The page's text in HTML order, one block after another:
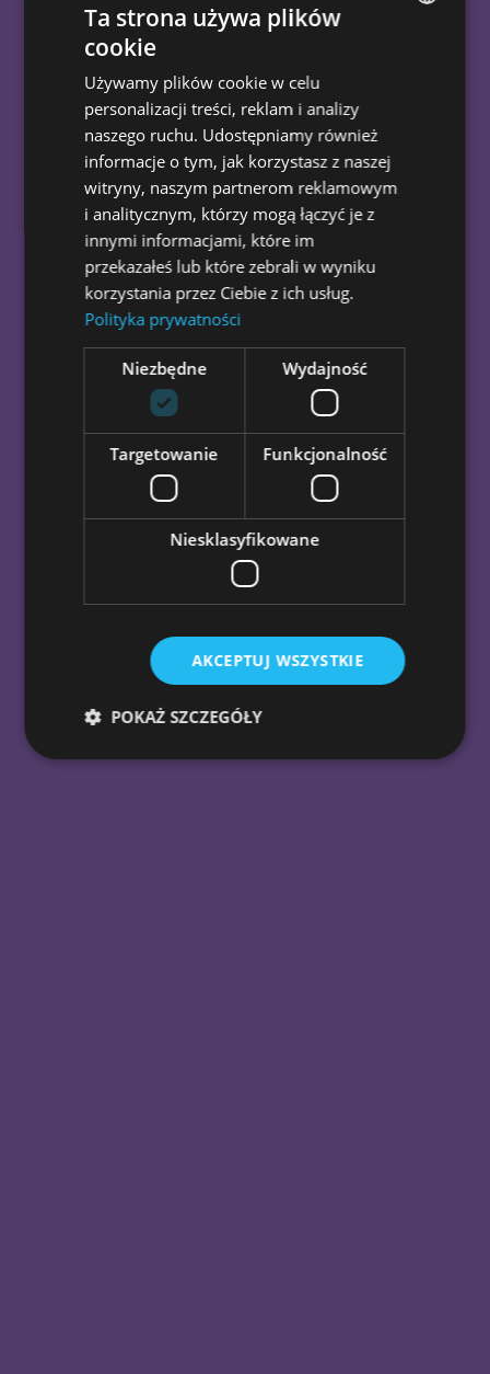
Wise People
Strategia UX
Z czym kojarzy Ci się UX, czyli projektowanie
doświadczeń użytkowników?
więcej niż planowanie pozytywnych
wrażeń.Strategia UX
pomagaprzewidzieć,jak potencjalni klienci
będą poruszać się po stronie internetowej i
jak ich wspierać, żeby dotarli bez przeszkód i
z satysfakcją tam gdzie chcą.
Ta strona używa plików
cookie
Używamy plików cookie w celu
personalizacji treści, reklam i analizy
naszego ruchu. Udostępniamy również
informacje o tym, jak korzystasz z naszej
witryny, naszym partnerom reklamowym
i analitycznym, którzy mogą łączyć je z
innymi informacjami, które im
przekazałeś lub które zebrali w wyniku
korzystania przez Ciebie z ich usług.
Polityka prywatności
Niezbędne Wydajność
Targetowanie Funkcjonalność
Niesklasyfikowane
AKCEPTUJ WSZYSTKIE
POKAŻ SZCZEGÓŁY